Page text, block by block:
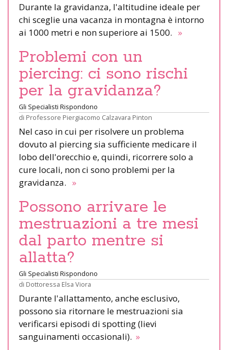
Durante la gravidanza, l'altitudine ideale per
chi sceglie una vacanza in montagna è intorno
ai 1000 metri e non superiore ai 1500. »
Problemi con un
piercing: ci sono rischi
per la gravidanza?
Gli Specialisti Rispondono
di Professore Piergiacomo Calzavara Pinton
Nel caso in cui per risolvere un problema
dovuto al piercing sia sufficiente medicare il
lobo dell'orecchio e, quindi, ricorrere solo a
cure locali, non ci sono problemi per la
gravidanza. »
Possono arrivare le
mestruazioni a tre mesi
dal parto mentre si
allatta?
Gli Specialisti Rispondono
di Dottoressa Elsa Viora
Durante l'allattamento, anche esclusivo,
possono sia ritornare le mestruazioni sia
verificarsi episodi di spotting (lievi
sanguinamenti occasionali). »